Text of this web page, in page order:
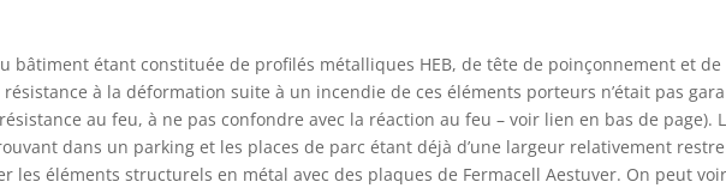
bâtiment étant constituée de profilés métalliques HEB, de tête de poinçonnement et de
à la déformation suite à un incendie de ces éléments porteurs n’était pas
au feu, à ne pas confondre avec la réaction au feu – voir lien en bas de page).
dans un parking et les places de parc étant déjà d’une largeur relativement
les éléments structurels en métal avec des plaques de Fermacell Aestuver. On peut